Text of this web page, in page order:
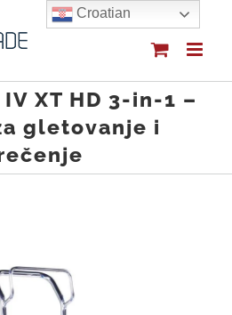
XT HD 3-in-1 –
gletovanje i
Croatian